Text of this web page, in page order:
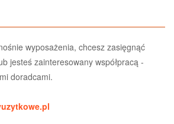
wyposażenia, chcesz zasięgnąć
jesteś zainteresowany współpracą -
doradcami.